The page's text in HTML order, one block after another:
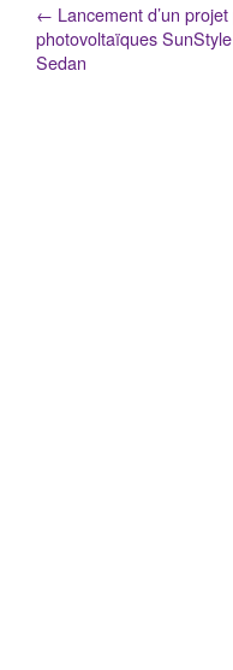
← Lancement d’un
photovoltaïques
Sedan